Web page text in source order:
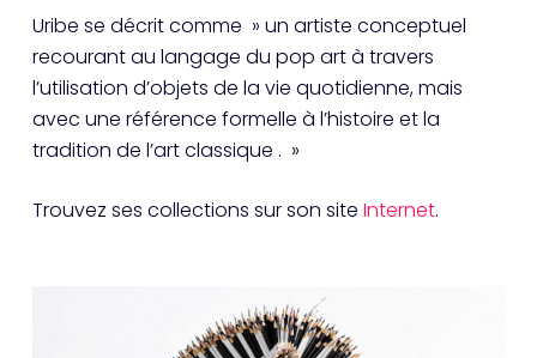
Uribe se décrit comme » un artiste conceptuel
recourant au langage du pop art à travers
l’utilisation d’objets de la vie quotidienne, mais
avec une référence formelle à l’histoire et la
tradition de l’art classique . »
Trouvez ses collections sur son site Internet.